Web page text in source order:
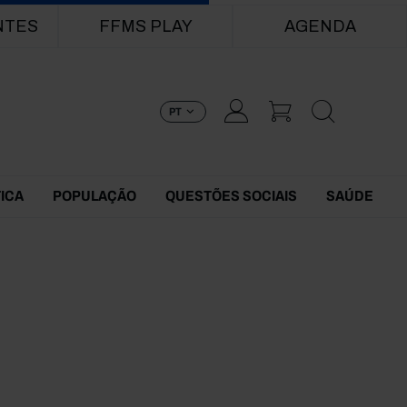
FFMS PLAY AGENDA
PT
POPULAÇÃO QUESTÕES SOCIAIS SAÚDE